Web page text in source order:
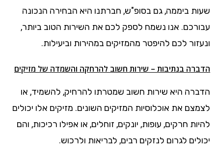
שעות ביממה, גם בסופ"ש, חברתנו היא הבחירה הנכונה
עבורכם. אנו נשמח לספק לכם את השירות הטוב ביותר,
ונעזור לכם להיפטר מהמזיקים במהירות וביעילות.
הדברה בנתיבות – שירות חשוב להרחקה והשמדה של מזיקים
הדברה היא שירות חשוב שמטרתו להרחיק, להשמיד, או
לצמצם את אוכלוסיות המזיקים השונים. מזיקים אלו יכולים
להיות חרקים, עופות, יונקים, זוחלים, או אפילו רכיכות, והם
יכולים לגרום לנזקים רבים, לבריאות ולרכוש.